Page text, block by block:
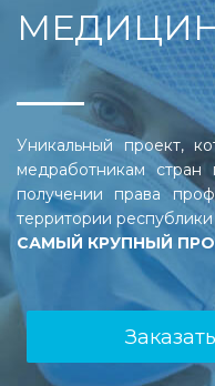
Уникальный проект,
медработникам стран
получении права
территории
САМЫЙ КРУПНЫЙ